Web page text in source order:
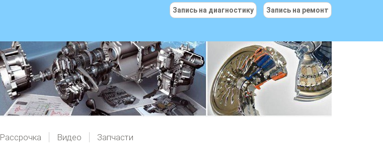
Запись на диагностику Запись на ремонт
Рассрочка Видео
Запчасти